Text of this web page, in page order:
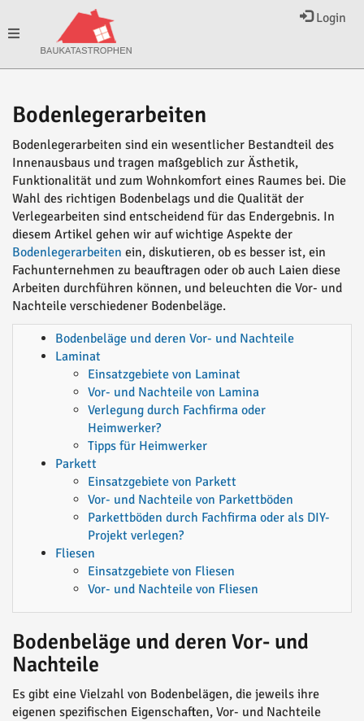
Login
Toggle
navigation
Bodenlegerarbeiten
Bodenlegerarbeiten sind ein wesentlicher Bestandteil des
Innenausbaus und tragen maßgeblich zur Ästhetik,
Funktionalität und zum Wohnkomfort eines Raumes bei. Die
Wahl des richtigen Bodenbelags und die Qualität der
Verlegearbeiten sind entscheidend für das Endergebnis. In
diesem Artikel gehen wir auf wichtige Aspekte der
Bodenlegerarbeiten ein, diskutieren, ob es besser ist, ein
Fachunternehmen zu beauftragen oder ob auch Laien diese
Arbeiten durchführen können, und beleuchten die Vor- und
Nachteile verschiedener Bodenbeläge.
Bodenbeläge und deren Vor- und Nachteile
Laminat
Einsatzgebiete von Laminat
Vor- und Nachteile von Lamina
Verlegung durch Fachfirma oder
Heimwerker?
Tipps für Heimwerker
Parkett
Einsatzgebiete von Parkett
Vor- und Nachteile von Parkettböden
Parkettböden durch Fachfirma oder als DIY-
Projekt verlegen?
Fliesen
Einsatzgebiete von Fliesen
Vor- und Nachteile von Fliesen
Bodenbeläge und deren Vor- und
Nachteile
Es gibt eine Vielzahl von Bodenbelägen, die jeweils ihre
eigenen spezifischen Eigenschaften, Vor- und Nachteile